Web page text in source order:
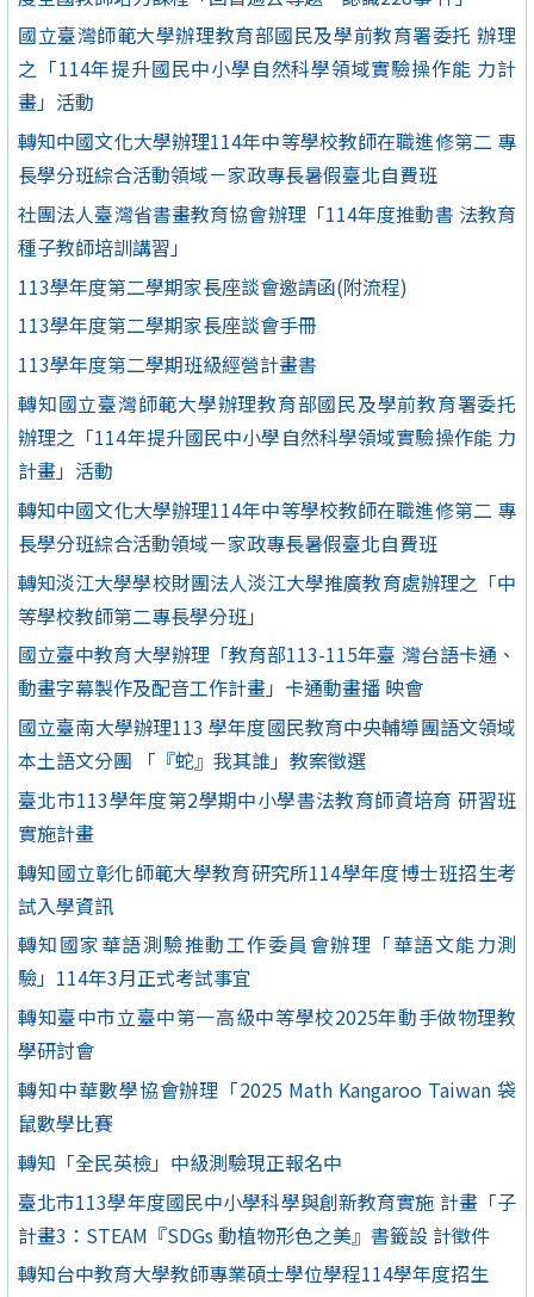
國立臺灣師範大學辦理教育部國民及學前教育署委托 辦理
之「114年提升國民中小學自然科學領域實驗操作能 力計
畫」活動
轉知中國文化大學辦理114年中等學校教師在職進修第二 專
長學分班綜合活動領域－家政專長暑假臺北自費班
社團法人臺灣省書畫教育協會辦理「114年度推動書 法教育
種子教師培訓講習」
113學年度第二學期家長座談會邀請函(附流程)
113學年度第二學期家長座談會手冊
113學年度第二學期班級經營計畫書
轉知國立臺灣師範大學辦理教育部國民及學前教育署委托
辦理之「114年提升國民中小學自然科學領域實驗操作能 力
計畫」活動
轉知中國文化大學辦理114年中等學校教師在職進修第二 專
長學分班綜合活動領域－家政專長暑假臺北自費班
轉知淡江大學學校財團法人淡江大學推廣教育處辦理之「中
等學校教師第二專長學分班」
國立臺中教育大學辦理「教育部113-115年臺 灣台語卡通、
動畫字幕製作及配音工作計畫」卡通動畫播 映會
國立臺南大學辦理113 學年度國民教育中央輔導團語文領域
本土語文分團 「『蛇』我其誰」教案徵選
臺北市113學年度第2學期中小學書法教育師資培育 研習班
實施計畫
轉知國立彰化師範大學教育研究所114學年度博士班招生考
試入學資訊
轉知國家華語測驗推動工作委員會辦理「華語文能力測
驗」114年3月正式考試事宜
轉知臺中市立臺中第一高級中等學校2025年動手做物理教
學研討會
轉知中華數學協會辦理「2025 Math Kangaroo Taiwan 袋
鼠數學比賽
轉知「全民英檢」中級測驗現正報名中
臺北市113學年度國民中小學科學與創新教育實施 計畫「子
計畫3：STEAM『SDGs 動植物形色之美』書籤設 計徵件
轉知台中教育大學教師專業碩士學位學程114學年度招生